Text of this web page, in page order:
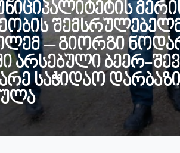
– გიორგი
არსებული ბეერ-
საჭიდაო